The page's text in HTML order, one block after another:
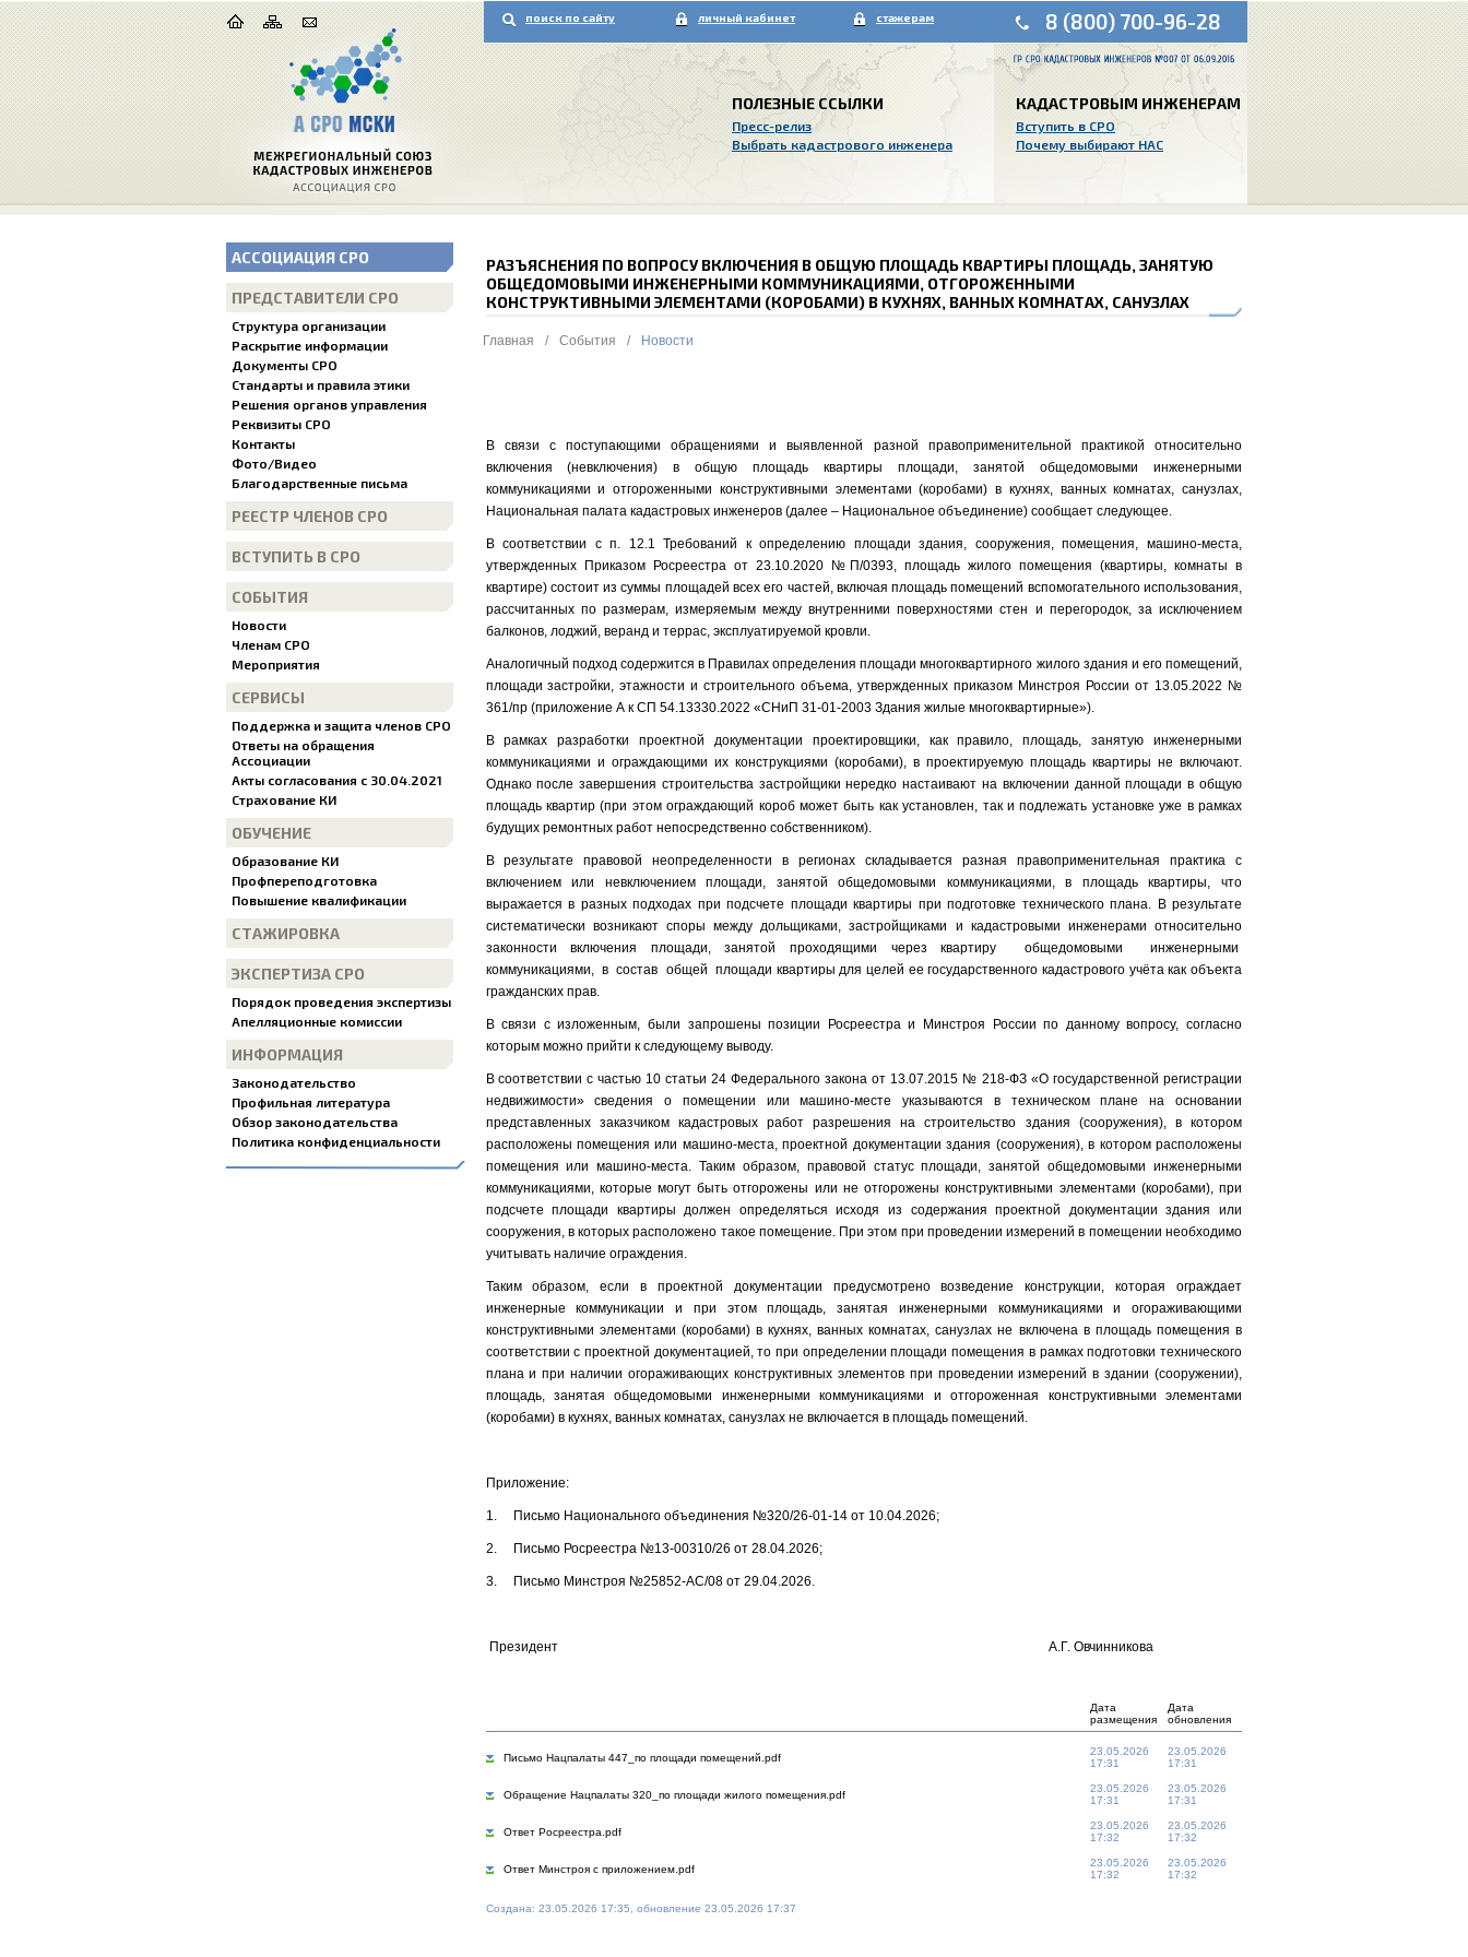
поиск по сайту личный кабинет стажерам 8 (800) 700-96-28
ПОЛЕЗНЫЕ ССЫЛКИ
Пресс-релиз
Выбрать кадастрового инженера
КАДАСТРОВЫМ ИНЖЕНЕРАМ
Вступить в СРО
Почему выбирают НАС
АССОЦИАЦИЯ СРО
ПРЕДСТАВИТЕЛИ СРО
Структура организации
Раскрытие информации
Документы СРО
Стандарты и правила этики
Решения органов управления
Реквизиты СРО
Контакты
Фото/Видео
Благодарственные письма
РЕЕСТР ЧЛЕНОВ СРО
ВСТУПИТЬ В СРО
СОБЫТИЯ
Новости
Членам СРО
Мероприятия
СЕРВИСЫ
Поддержка и защита членов СРО
Ответы на обращения
Ассоциации
Акты согласования с 30.04.2021
Страхование КИ
ОБУЧЕНИЕ
Образование КИ
Профпереподготовка
Повышение квалификации
СТАЖИРОВКА
ЭКСПЕРТИЗА СРО
Порядок проведения экспертизы
Апелляционные комиссии
ИНФОРМАЦИЯ
Законодательство
Профильная литература
Обзор законодательства
Политика конфиденциальности
РАЗЪЯСНЕНИЯ ПО ВОПРОСУ ВКЛЮЧЕНИЯ В ОБЩУЮ ПЛОЩАДЬ КВАРТИРЫ ПЛОЩАДЬ, ЗАНЯТУЮ
ОБЩЕДОМОВЫМИ ИНЖЕНЕРНЫМИ КОММУНИКАЦИЯМИ, ОТГОРОЖЕННЫМИ
КОНСТРУКТИВНЫМИ ЭЛЕМЕНТАМИ (КОРОБАМИ) В КУХНЯХ, ВАННЫХ КОМНАТАХ, САНУЗЛАХ
Главная / События / Новости
В связи с поступающими обращениями и выявленной разной правоприменительной практикой относительно
включения (невключения) в общую площадь квартиры площади, занятой общедомовыми инженерными
коммуникациями и отгороженными конструктивными элементами (коробами) в кухнях, ванных комнатах, санузлах,
Национальная палата кадастровых инженеров (далее – Национальное объединение) сообщает следующее.
В соответствии с п. 12.1 Требований к определению площади здания, сооружения, помещения, машино-места,
утвержденных Приказом Росреестра от 23.10.2020 №П/0393, площадь жилого помещения (квартиры, комнаты в
квартире) состоит из суммы площадей всех его частей, включая площадь помещений вспомогательного использования,
рассчитанных по размерам, измеряемым между внутренними поверхностями стен и перегородок, за исключением
балконов, лоджий, веранд и террас, эксплуатируемой кровли.
Аналогичный подход содержится в Правилах определения площади многоквартирного жилого здания и его помещений,
площади застройки, этажности и строительного объема, утвержденных приказом Минстроя России от 13.05.2022 №
361/пр (приложение А к СП 54.13330.2022 «СНиП 31-01-2003 Здания жилые многоквартирные»).
В рамках разработки проектной документации проектировщики, как правило, площадь, занятую инженерными
коммуникациями и ограждающими их конструкциями (коробами), в проектируемую площадь квартиры не включают.
Однако после завершения строительства застройщики нередко настаивают на включении данной площади в общую
площадь квартир (при этом ограждающий короб может быть как установлен, так и подлежать установке уже в рамках
будущих ремонтных работ непосредственно собственником).
В результате правовой неопределенности в регионах складывается разная правоприменительная практика с
включением или невключением площади, занятой общедомовыми коммуникациями, в площадь квартиры, что
выражается в разных подходах при подсчете площади квартиры при подготовке технического плана. В результате
систематически возникают споры между дольщиками, застройщиками и кадастровыми инженерами относительно
законности включения площади, занятой проходящими через квартиру общедомовыми инженерными
коммуникациями, в состав общей площади квартиры для целей ее государственного кадастрового учёта как объекта
гражданских прав.
В связи с изложенным, были запрошены позиции Росреестра и Минстроя России по данному вопросу, согласно
которым можно прийти к следующему выводу.
В соответствии с частью 10 статьи 24 Федерального закона от 13.07.2015 № 218-ФЗ «О государственной регистрации
недвижимости» сведения о помещении или машино-месте указываются в техническом плане на основании
представленных заказчиком кадастровых работ разрешения на строительство здания (сооружения), в котором
расположены помещения или машино-места, проектной документации здания (сооружения), в котором расположены
помещения или машино-места. Таким образом, правовой статус площади, занятой общедомовыми инженерными
коммуникациями, которые могут быть отгорожены или не отгорожены конструктивными элементами (коробами), при
подсчете площади квартиры должен определяться исходя из содержания проектной документации здания или
сооружения, в которых расположено такое помещение. При этом при проведении измерений в помещении необходимо
учитывать наличие ограждения.
Таким образом, если в проектной документации предусмотрено возведение конструкции, которая ограждает
инженерные коммуникации и при этом площадь, занятая инженерными коммуникациями и огораживающими
конструктивными элементами (коробами) в кухнях, ванных комнатах, санузлах не включена в площадь помещения в
соответствии с проектной документацией, то при определении площади помещения в рамках подготовки технического
плана и при наличии огораживающих конструктивных элементов при проведении измерений в здании (сооружении),
площадь, занятая общедомовыми инженерными коммуникациями и отгороженная конструктивными элементами
(коробами) в кухнях, ванных комнатах, санузлах не включается в площадь помещений.
Приложение:
1. Письмо Национального объединения №320/26-01-14 от 10.04.2026;
2. Письмо Росреестра №13-00310/26 от 28.04.2026;
3. Письмо Минстроя №25852-АС/08 от 29.04.2026.
Президент А.Г. Овчинникова
Дата
размещения
Дата
обновления
Письмо Нацпалаты 447_по площади помещений.pdf
23.05.2026
17:31
23.05.2026
17:31
Обращение Нацпалаты 320_по площади жилого помещения.pdf
23.05.2026
17:31
23.05.2026
17:31
Ответ Росреестра.pdf
23.05.2026
17:32
23.05.2026
17:32
Ответ Минстроя с приложением.pdf
23.05.2026
17:32
23.05.2026
17:32
Создана: 23.05.2026 17:35, обновление 23.05.2026 17:37